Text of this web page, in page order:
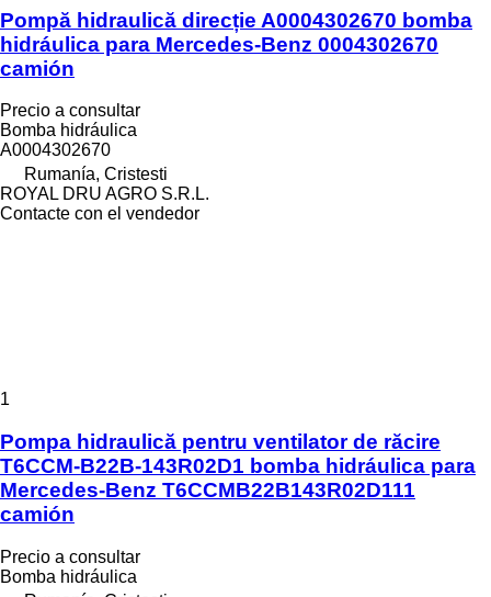
Pompă hidraulică direcție A0004302670 bomba
hidráulica para Mercedes-Benz 0004302670
camión
Precio a consultar
Bomba hidráulica
A0004302670
Rumanía, Cristesti
ROYAL DRU AGRO S.R.L.
Contacte con el vendedor
1
Pompa hidraulică pentru ventilator de răcire
T6CCM-B22B-143R02D1 bomba hidráulica para
Mercedes-Benz T6CCMB22B143R02D111
camión
Precio a consultar
Bomba hidráulica